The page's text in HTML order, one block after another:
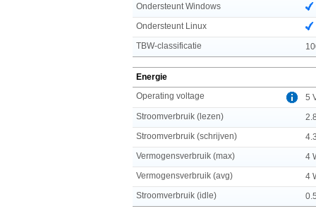
Ondersteunt Windows
Ondersteunt Linux
TBW-classificatie
Energie
Operating voltage
5
Stroomverbruik (lezen)
Stroomverbruik (schrijven)
Vermogensverbruik (max)
4
Vermogensverbruik (avg)
4
Stroomverbruik (idle)